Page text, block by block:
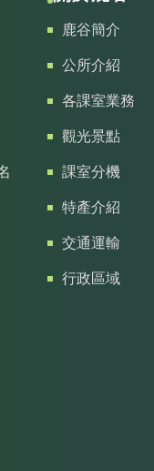
鹿谷簡介
公所介紹
各課室業務
觀光景點
課室分機
特產介紹
交通運輸
行政區域